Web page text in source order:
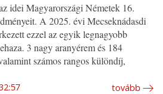
idei Magyarországi Németek 16.
A 2025. évi Mecseknádasdi
ezzel az egyik legnagyobb
3 nagy aranyérem és 184
számos rangos különdíj,
tovább